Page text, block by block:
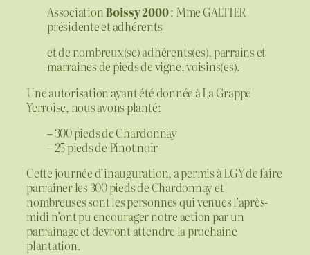
AssociationBoissy 2000: Mme GALTIER
présidente et adhérents
et de nombreux(se) adhérents(es), parrains et
marraines de pieds de vigne, voisins(es).
Une autorisation ayant été donnée à La Grappe
Yerroise, nous avons planté:
– 300 pieds de Chardonnay
– 25 pieds de Pinot noir
Cette journée d’inauguration, a permis à LGY de faire
parrainer les 300 pieds de Chardonnay et
nombreuses sont les personnes qui venues l’après-
midi n’ont pu encourager notre action par un
parrainage et devront attendre la prochaine
plantation.